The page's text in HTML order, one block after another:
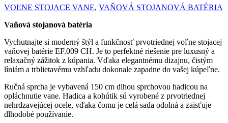
VOĽNE STOJACE VANE, VAŇOVÁ STOJANOVÁ BATÉRIA
Vaňová stojanová batéria
Vychutnajte si moderný štýl a funkčnosť prvotriednej voľne stojacej
vaňovej batérie EF.009 CH. Je to perfektné riešenie pre luxusný a
relaxačný zážitok z kúpania. Vďaka elegantnému dizajnu, čistým
líniám a trblietavému vzhľadu dokonale zapadne do vašej kúpeľne.
Ručná sprcha je vybavená 150 cm dlhou sprchovou hadicou na
opláchnutie vane. Hadica a kohútik sú vyrobené z prvotriednej
nehrdzavejúcej ocele, vďaka čomu je celá sada odolná a zaisťuje
dlhodobé používanie.